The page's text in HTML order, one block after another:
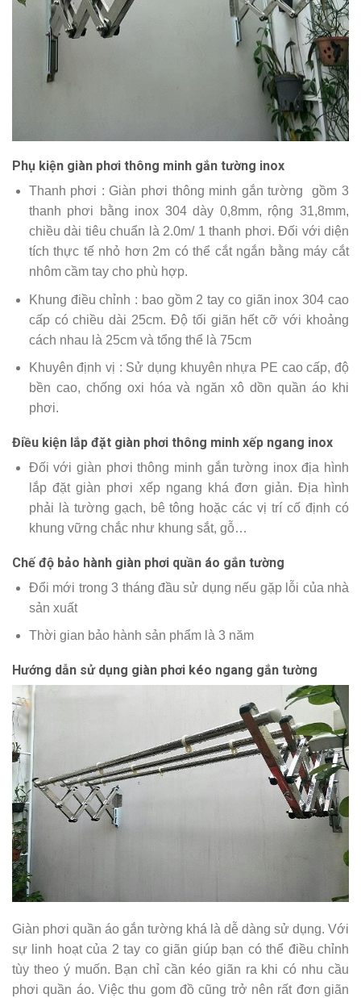
Phụ kiện giàn phơi thông minh gắn tường inox
Thanh phơi : Giàn phơi thông minh gắn tường gồm 3
thanh phơi bằng inox 304 dày 0,8mm, rộng 31,8mm,
chiều dài tiêu chuẩn là 2.0m/ 1 thanh phơi. Đối với diện
tích thực tế nhỏ hơn 2m có thể cắt ngắn bằng máy cắt
nhôm cầm tay cho phù hợp.
Khung điều chỉnh : bao gồm 2 tay co giãn inox 304 cao
cấp có chiều dài 25cm. Độ tối giãn hết cỡ với khoảng
cách nhau là 25cm và tổng thể là 75cm
Khuyên định vị : Sử dụng khuyên nhựa PE cao cấp, độ
bền cao, chống oxi hóa và ngăn xô dồn quần áo khi
phơi.
Điều kiện lắp đặt giàn phơi thông minh xếp ngang inox
Đối với giàn phơi thông minh gắn tường inox địa hình
lắp đặt giàn phơi xếp ngang khá đơn giản. Địa hình
phải là tường gạch, bê tông hoặc các vị trí cố định có
khung vững chắc như khung sắt, gỗ…
Chế độ bảo hành giàn phơi quần áo gắn tường
Đổi mới trong 3 tháng đầu sử dụng nếu gặp lỗi của nhà
sản xuất
Thời gian bảo hành sản phẩm là 3 năm
Hướng dẫn sử dụng giàn phơi kéo ngang gắn tường
Giàn phơi quần áo gắn tường khá là dễ dàng sử dụng. Với
sự linh hoạt của 2 tay co giãn giúp bạn có thể điều chỉnh
tùy theo ý muốn. Bạn chỉ cần kéo giãn ra khi có nhu cầu
phơi quần áo. Việc thu gom đồ cũng trở nên rất đơn giãn